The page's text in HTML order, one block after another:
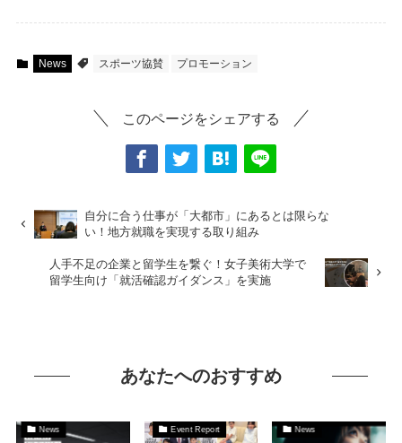
News スポーツ協賛 プロモーション
このページをシェアする
自分に合う仕事が「大都市」にあるとは限らな
い！地方就職を実現する取り組み
人手不足の企業と留学生を繋ぐ！女子美術大学で
留学生向け「就活確認ガイダンス」を実施
あなたへのおすすめ
News Event Report News